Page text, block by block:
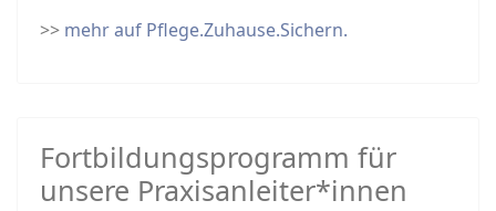
>> mehr auf Pflege.Zuhause.Sichern.
Fortbildungsprogramm für
unsere Praxisanleiter*innen